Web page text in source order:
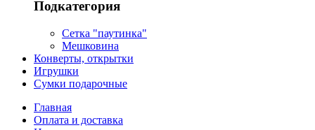
Подкатегория
Сетка "паутинка"
Мешковина
Конверты, открытки
Игрушки
Сумки подарочные
Главная
Оплата и доставка